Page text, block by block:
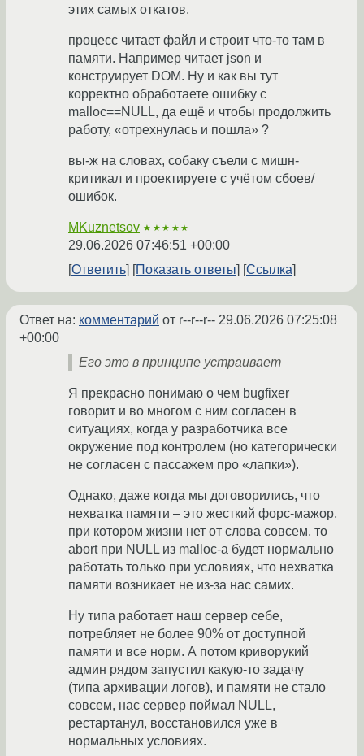
этих самых откатов.
процесс читает файл и строит что-то там в
памяти. Например читает json и
конструирует DOM. Ну и как вы тут
корректно обработаете ошибку с
malloc==NULL, да ещё и чтобы продолжить
работу, «отрехнулась и пошла» ?
вы-ж на словах, собаку съели с мишн-
критикал и проектируете с учётом сбоев/
ошибок.
MKuznetsov ★★★★★
29.06.2026 07:46:51 +00:00
Ответить
Показать ответы Ссылка
Ответ на: комментарий от r--r--r-- 29.06.2026 07:25:08
+00:00
Его это в принципе устраивает
Я прекрасно понимаю о чем bugfixer
говорит и во многом с ним согласен в
ситуациях, когда у разработчика все
окружение под контролем (но категорически
не согласен с пассажем про «лапки»).
Однако, даже когда мы договорились, что
нехватка памяти – это жесткий форс-мажор,
при котором жизни нет от слова совсем, то
abort при NULL из malloc-а будет нормально
работать только при условиях, что нехватка
памяти возникает не из-за нас самих.
Ну типа работает наш сервер себе,
потребляет не более 90% от доступной
памяти и все норм. А потом криворукий
админ рядом запустил какую-то задачу
(типа архивации логов), и памяти не стало
совсем, нас сервер поймал NULL,
рестартанул, восстановился уже в
нормальных условиях.